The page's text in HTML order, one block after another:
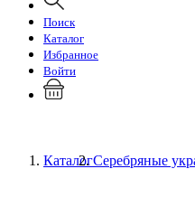
Поиск
Каталог
Избранное
Войти
КаталогСеребряные